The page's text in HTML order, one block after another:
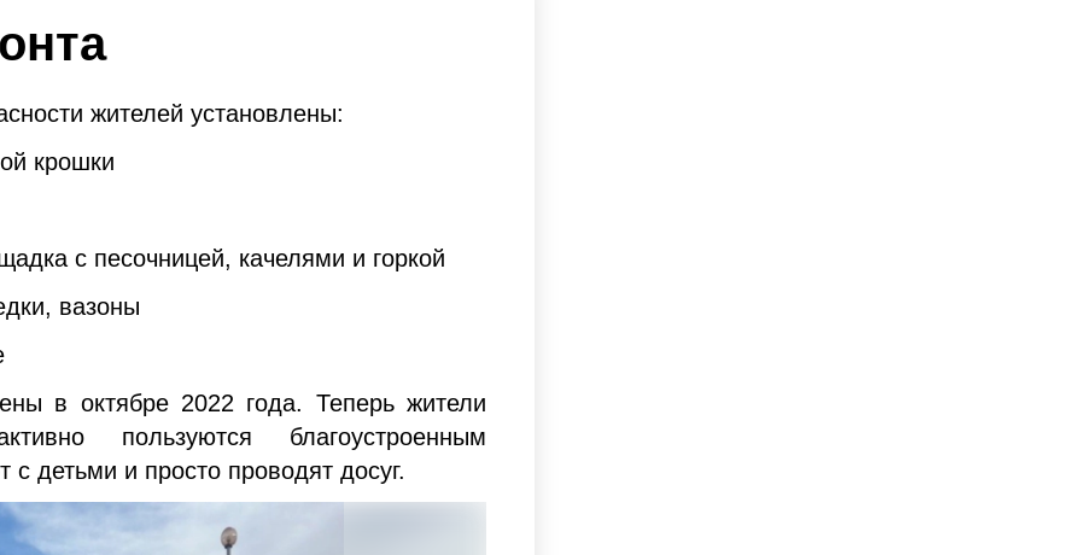
жителей установлены:
крошки
с песочницей, качелями и горкой
вазоны
в октябре 2022 года. Теперь жители
пользуются благоустроенным
с детьми и просто проводят досуг.